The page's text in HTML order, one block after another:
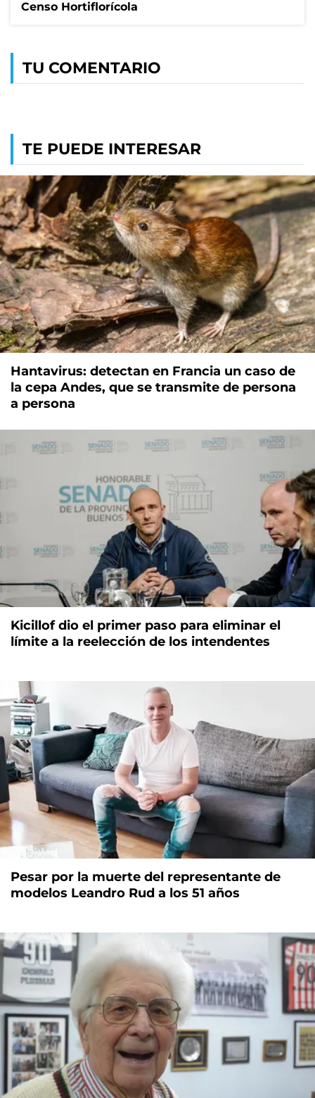
Censo Hortiflorícola
TU COMENTARIO
TE PUEDE INTERESAR
Hantavirus: detectan en Francia un caso de
la cepa Andes, que se transmite de persona
a persona
Kicillof dio el primer paso para eliminar el
límite a la reelección de los intendentes
Pesar por la muerte del representante de
modelos Leandro Rud a los 51 años